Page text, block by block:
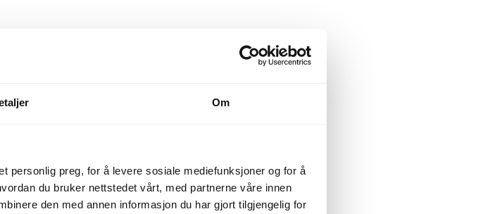
Om
personlig preg, for å levere sosiale mediefunksjoner og for å
du bruker nettstedet vårt, med partnerne våre innen
den med annen informasjon du har gjort tilgjengelig for